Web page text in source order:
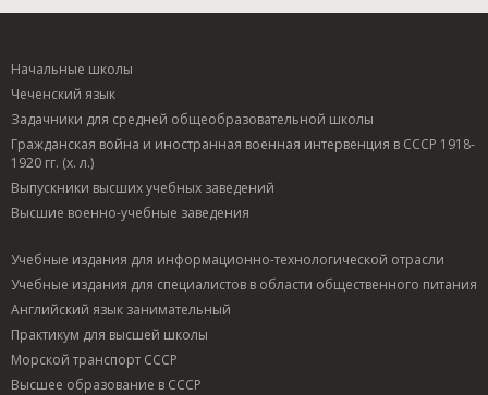
Начальные школы
Чеченский язык
Задачники для средней общеобразовательной школы
Гражданская война и иностранная военная интервенция в СССР 1918-
1920 гг. (х. л.)
Выпускники высших учебных заведений
Высшие военно-учебные заведения
Учебные издания для информационно-технологической отрасли
Учебные издания для специалистов в области общественного питания
Английский язык занимательный
Практикум для высшей школы
Морской транспорт СССР
Высшее образование в СССР